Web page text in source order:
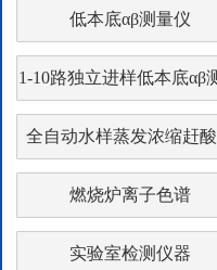
低本底αβ测量仪
1-10路独立进样低本底αβ
仪
全自动水样蒸发浓缩赶
燃烧炉离子色谱
实验室检测仪器